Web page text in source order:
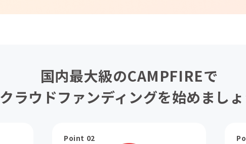
国内最大級のCAMPFIREで
クラウドファンディングを始めましょ
Point 02